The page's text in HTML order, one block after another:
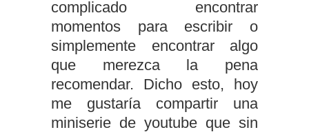
complicado encontrar
momentos para escribir o
simplemente encontrar algo
que merezca la pena
recomendar. Dicho esto, hoy
me gustaría compartir una
miniserie de youtube que sin